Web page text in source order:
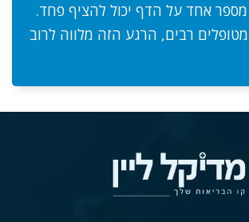
אחד על הדף יכול להציף פחד.
רבים, הרגע הזה מלווה לרוב